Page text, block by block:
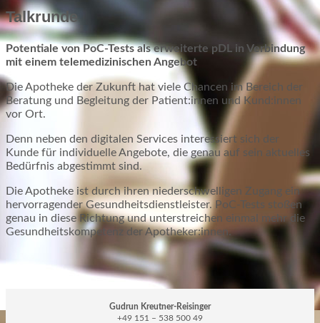
Talkrunde
Potentiale von PoC-Tests als erweiterte pDL in Verbindung
mit einem telemedizinischen Angebot
Die Apotheke der Zukunft hat viele Chancen im Bereich der
Beratung und Begleitung der Patient:innen und Kund:innen
vor Ort.
Denn neben den digitalen Services interessiert sich der
Kunde für individuelle Angebote, die genau auf sein aktuelles
Bedürfnis abgestimmt sind.
Die Apotheke ist durch ihren niederschwelligen Zugang ein
hervorragender Gesundheitsdienstleister. PoC-Tests stoßen
genau in diese Richtung und unterstreichen einmal mehr die
Gesundheitskompetenz der Apotheker:innen.
Gudrun Kreutner-Reisinger
+49 151 – 538 500 49